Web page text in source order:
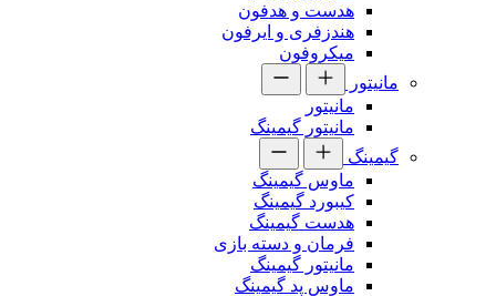
هدست و هدفون
هندزفری و ایرفون
میکروفون
مانیتور
مانیتور
مانیتور گیمینگ
گیمینگ
ماوس گیمینگ
کیبورد گیمینگ
هدست گیمینگ
فرمان و دسته بازی
مانیتور گیمینگ
ماوس پد گیمینگ